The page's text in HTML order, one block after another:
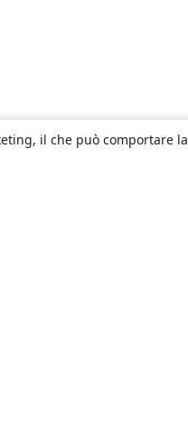
il che può comportare la